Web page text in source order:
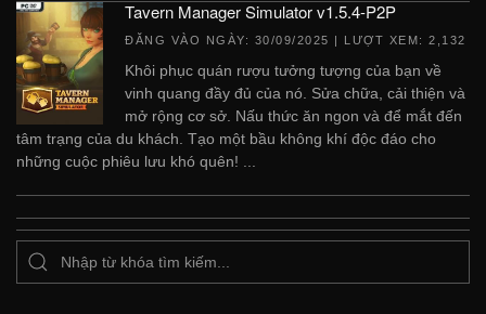
Tavern Manager Simulator v1.5.4-P2P
ĐĂNG VÀO NGÀY: 30/09/2025 | LƯỢT XEM: 2,132
Khôi phục quán rượu tưởng tượng của bạn về
vinh quang đầy đủ của nó. Sửa chữa, cải thiện và
mở rộng cơ sở. Nấu thức ăn ngon và để mắt đến
tâm trạng của du khách. Tạo một bầu không khí độc đáo cho
những cuộc phiêu lưu khó quên! ...